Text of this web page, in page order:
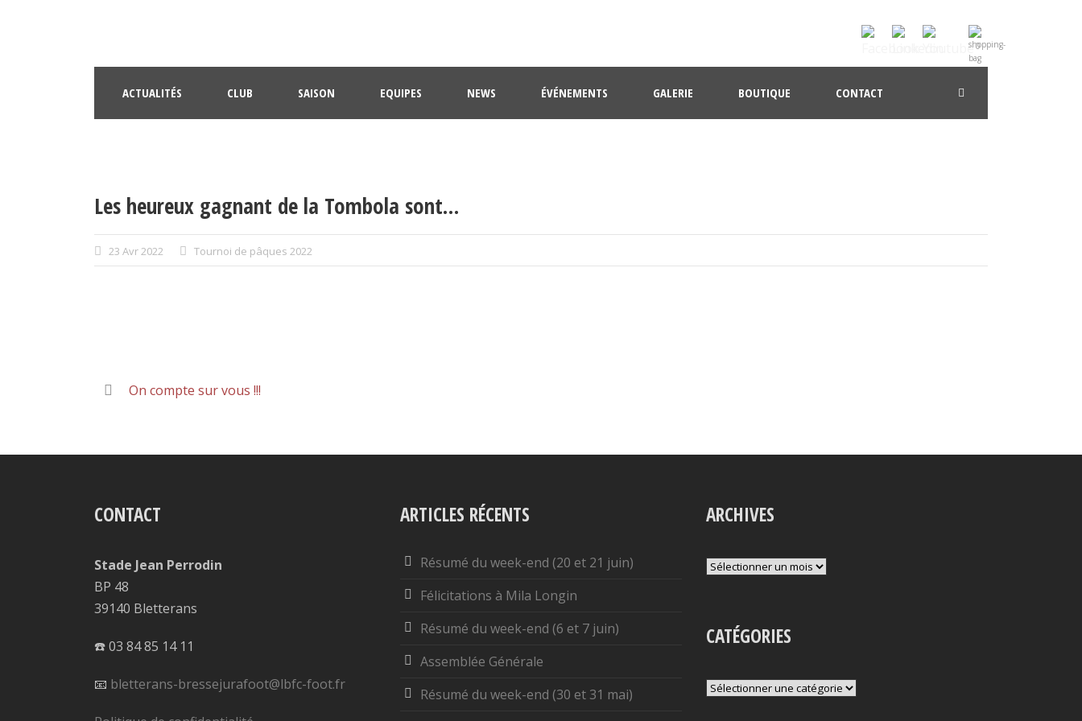
0
ACTUALITÉS CLUB SAISON EQUIPES NEWS ÉVÉNEMENTS GALERIE BOUTIQUE CONTACT
Les heureux gagnant de la Tombola sont…
23 Avr 2022 Tournoi de pâques 2022
On compte sur vous !!!
CONTACT
Stade Jean Perrodin
BP 48
39140 Bletterans
☎️ 03 84 85 14 11
📧 bletterans-bressejurafoot@lbfc-foot.fr
ARTICLES RÉCENTS
Résumé du week-end (20 et 21 juin)
Félicitations à Mila Longin
Résumé du week-end (6 et 7 juin)
Assemblée Générale
Résumé du week-end (30 et 31 mai)
ARCHIVES
Archives
CATÉGORIES
Catégories